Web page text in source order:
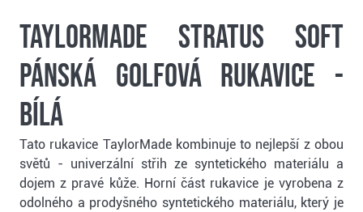
TaylorMade Stratus Soft
pánská golfová rukavice -
bílá
Tato rukavice TaylorMade kombinuje to nejlepší z obou
světů - univerzální střih ze syntetického materiálu a
dojem z pravé kůže. Horní část rukavice je vyrobena z
odolného a prodyšného syntetického materiálu, který je